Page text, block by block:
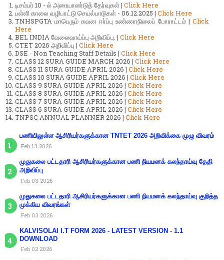
டிசம்பர் 10 - ல் அரையாண்டுத் தேர்வுகள் | Click Here
பள்ளி காலை வழிபாட்டு செயல்பாடுகள் - 06.12.2025 | Click Here
TNHSPGTA மாபெரும் கவன ஈர்ப்பு உண்ணாநிலைப் போராட்டம் | Click
Here
BEL INDIA வேலைவாய்ப்பு அறிவிப்பு. | Click Here
CTET 2026 அறிவிப்பு | Click Here
DSE - Non Teaching Staff Details | Click Here
CLASS 12 SURA GUIDE MARCH 2026 | Click Here
CLASS 11 SURA GUIDE APRIL 2026 | Click Here
CLASS 10 SURA GUIDE APRIL 2026 | Click Here
CLASS 9 SURA GUIDE APRIL 2026 | Click Here
CLASS 8 SURA GUIDE APRIL 2026 | Click Here
CLASS 7 SURA GUIDE APRIL 2026 | Click Here
CLASS 6 SURA GUIDE APRIL 2026 | Click Here
TNPSC ANNUAL PLANNER 2026 | Click Here
பணியிலுள்ள ஆசிரியர்களுக்கான TNTET 2026 அறிவிக்கை முழு விவரம்
Feb 13 2026
முதுகலை பட்டதாரி ஆசிரியர்களுக்கான பணி நியமனக் கலந்தாய்வு தேதி
அறிவிப்பு
Feb 03 2026
முதுகலை பட்டதாரி ஆசிரியர்களுக்கான பணி நியமனக் கலந்தாய்வு குறித்த
முக்கிய விவரங்கள்
Feb 03 2026
KALVISOLAI I.T FORM 2026 - LATEST VERSION - 1.1
DOWNLOAD
Feb 02 2026